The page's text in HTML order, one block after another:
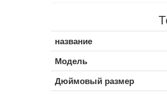
название
Модель
Дюймовый размер